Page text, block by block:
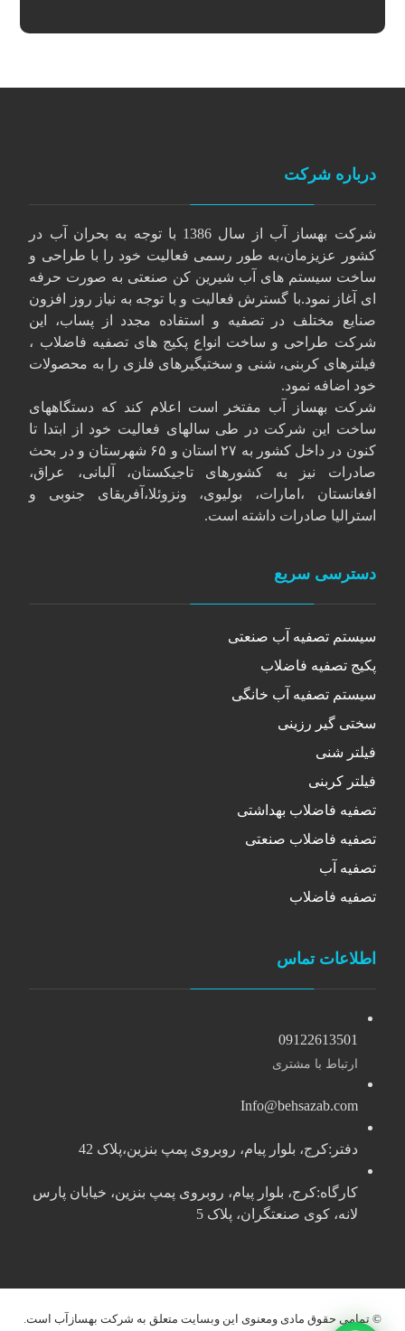
درباره شرکت
شرکت بهساز آب از سال 1386 با توجه به بحران آب در
کشور عزیزمان،به طور رسمی فعالیت خود را با طراحی و
ساخت سیستم های آب شیرین کن صنعتی به صورت حرفه
ای آغاز نمود.با گسترش فعالیت و با توجه به نیاز روز افزون
صنایع مختلف در تصفیه و استفاده مجدد از پساب، این
شرکت طراحی و ساخت انواع پکیج های تصفیه فاضلاب ،
فیلترهای کربنی، شنی و سختیگیرهای فلزی را به محصولات
خود اضافه نمود.
شرکت بهساز آب مفتخر است اعلام کند که دستگاههای
ساخت این شرکت در طی سالهای فعالیت خود از ابتدا تا
کنون در داخل کشور به ۲۷ استان و ۶۵ شهرستان و در بحث
صادرات نیز به کشورهای تاجیکستان، آلبانی، عراق،
افغانستان ،امارات، بولیوی، ونزوئلا،آفریقای جنوبی و
استرالیا صادرات داشته است.
دسترسی سریع
سیستم تصفیه آب صنعتی
پکیج تصفیه فاضلاب
سیستم تصفیه آب خانگی
سختی گیر رزینی
فیلتر شنی
فیلتر کربنی
تصفیه فاضلاب بهداشتی
تصفیه فاضلاب صنعتی
تصفیه آب
تصفیه فاضلاب
اطلاعات تماس
09122613501
ارتباط با مشتری
Info@behsazab.com
دفتر:کرج، بلوار پیام، روبروی پمپ بنزین،پلاک 42
کارگاه:کرج، بلوار پیام، روبروی پمپ بنزین، خیابان پارس
لانه، کوی صنعتگران، پلاک 5
© تمامی حقوق مادی ومعنوی این وبسایت متعلق به شرکت بهسازآب است.